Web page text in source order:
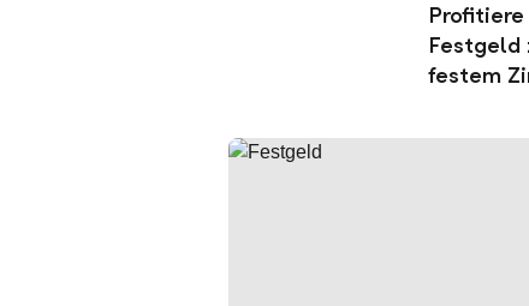
Festgeld
festem